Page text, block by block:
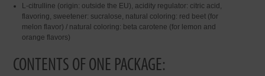
L-citrulline (origin: outside the EU), acidity regulator: citric acid,
flavoring, sweetener: sucralose, natural coloring: red beet (for
melon flavor) / natural coloring: beta carotene (for lemon and
orange flavors)
CONTENTS OF ONE PACKAGE: